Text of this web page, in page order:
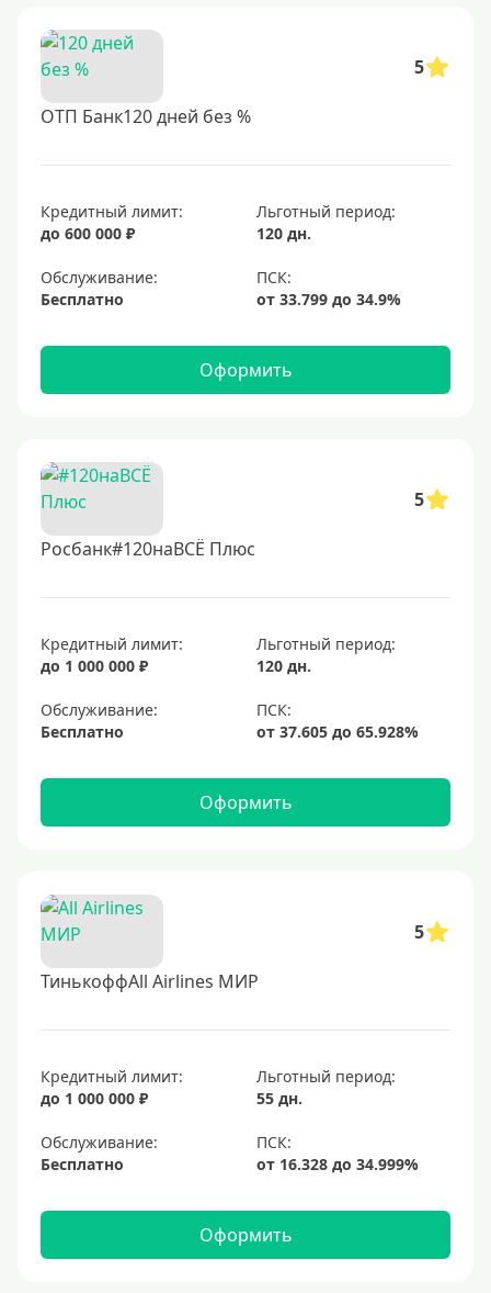
5
ОТП Банк120 дней без %
Кредитный лимит:
до 600 000 ₽
Льготный период:
120 дн.
Обслуживание:
Бесплатно
Оформить
5
Росбанк#120наВСЁ Плюс
Кредитный лимит:
до 1 000 000 ₽
Льготный период:
120 дн.
Обслуживание:
Бесплатно
Оформить
5
ТинькоффAll Airlines МИР
Кредитный лимит:
до 1 000 000 ₽
Льготный период:
55 дн.
Обслуживание:
Бесплатно
Оформить